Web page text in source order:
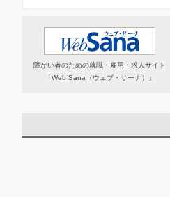
障がい者のための就職・雇用・求人サイト
「Web Sana（ウェブ・サーナ）」